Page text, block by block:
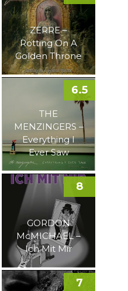
ZERRE –
Rotting On A
Golden Throne
THE
MENZINGERS –
Everything I
Ever Saw
6.5
GORDON
McMICHAEL –
Ich Mit Mir
8
7